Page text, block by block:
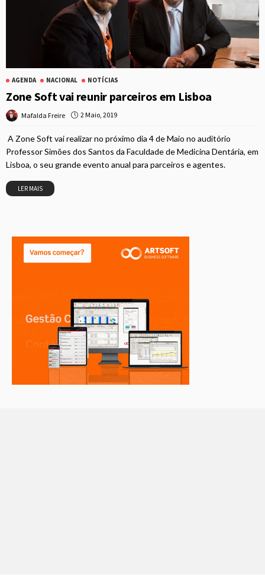
AGENDA NACIONAL NOTÍCIAS
Zone Soft vai reunir parceiros em Lisboa
Mafalda Freire 2 Maio, 2019
A Zone Soft vai realizar no próximo dia 4 de Maio no auditório
Professor Simões dos Santos da Faculdade de Medicina Dentária, em
Lisboa, o seu grande evento anual para parceiros e agentes.
LER MAIS